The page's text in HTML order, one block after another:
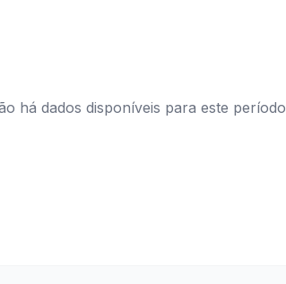
há dados disponíveis para este período